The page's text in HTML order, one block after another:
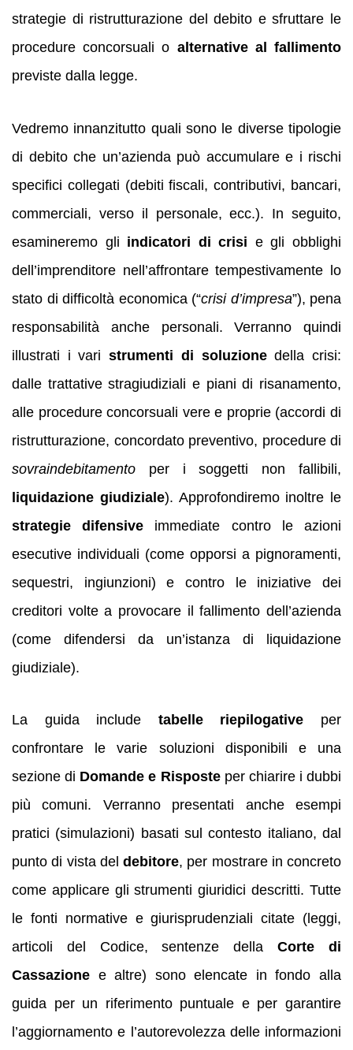
strategie di ristrutturazione del debito e sfruttare le
procedure concorsuali o alternative al fallimento
previste dalla legge.
Vedremo innanzitutto quali sono le diverse tipologie
di debito che un’azienda può accumulare e i rischi
specifici collegati (debiti fiscali, contributivi, bancari,
commerciali, verso il personale, ecc.). In seguito,
esamineremo gli indicatori di crisi e gli obblighi
dell’imprenditore nell’affrontare tempestivamente lo
stato di difficoltà economica (“crisi d’impresa”), pena
responsabilità anche personali. Verranno quindi
illustrati i varistrumenti di soluzionedella crisi:
dalle trattative stragiudiziali e piani di risanamento,
alle procedure concorsuali vere e proprie (accordi di
ristrutturazione, concordato preventivo, procedure di
sovraindebitamento per i soggetti non fallibili,
liquidazione giudiziale). Approfondiremo inoltre le
strategie difensive immediate contro le azioni
esecutive individuali (come opporsi a pignoramenti,
sequestri, ingiunzioni) e contro le iniziative dei
creditori volte a provocare il fallimento dell’azienda
(come difendersi da un’istanza di liquidazione
giudiziale).
La guida include tabelle riepilogative per
confrontare le varie soluzioni disponibili e una
sezione di Domande e Risposteper chiarire i dubbi
più comuni. Verranno presentati anche esempi
pratici (simulazioni) basati sul contesto italiano, dal
punto di vista del debitore, per mostrare in concreto
come applicare gli strumenti giuridici descritti. Tutte
le fonti normative e giurisprudenziali citate (leggi,
articoli del Codice, sentenze dellaCorte di
Cassazione e altre) sono elencate in fondo alla
guida per un riferimento puntuale e per garantire
l’aggiornamento e l’autorevolezza delle informazioni